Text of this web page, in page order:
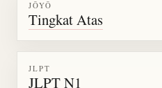
JŌYŌ
Tingkat Atas
JLPT
JLPT N1